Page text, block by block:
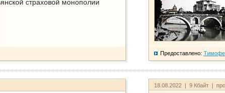
страховой монополии
Предоставлено:
18.08.2022 | 9 Кбайт |